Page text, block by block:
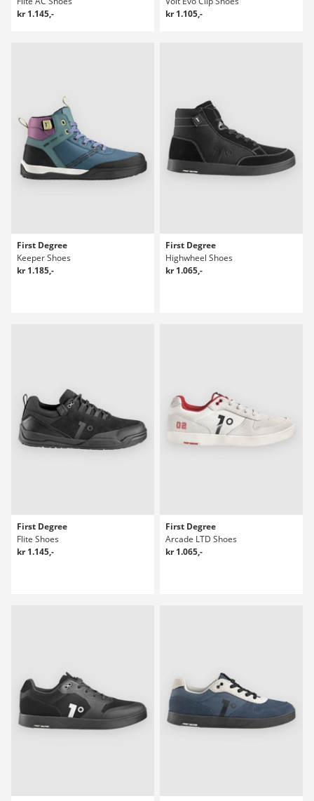
kr 1.145,-
kr 1.105,-
First Degree
Keeper Shoes
kr 1.185,-
First Degree
Highwheel Shoes
kr 1.065,-
First Degree
Flite Shoes
kr 1.145,-
First Degree
Arcade LTD Shoes
kr 1.065,-